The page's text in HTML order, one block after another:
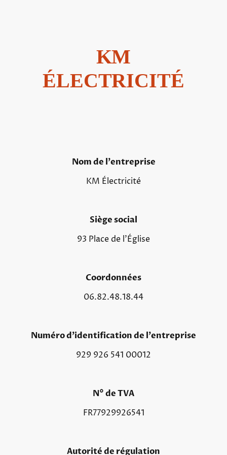
KM
ÉLECTRICITÉ
Nom de l'entreprise
KM Électricité
Siège social
93 Place de l'Église
Coordonnées
06.82.48.18.44
Numéro d'identification de l'entreprise
929 926 541 00012
N° de TVA
FR77929926541
Autorité de régulation